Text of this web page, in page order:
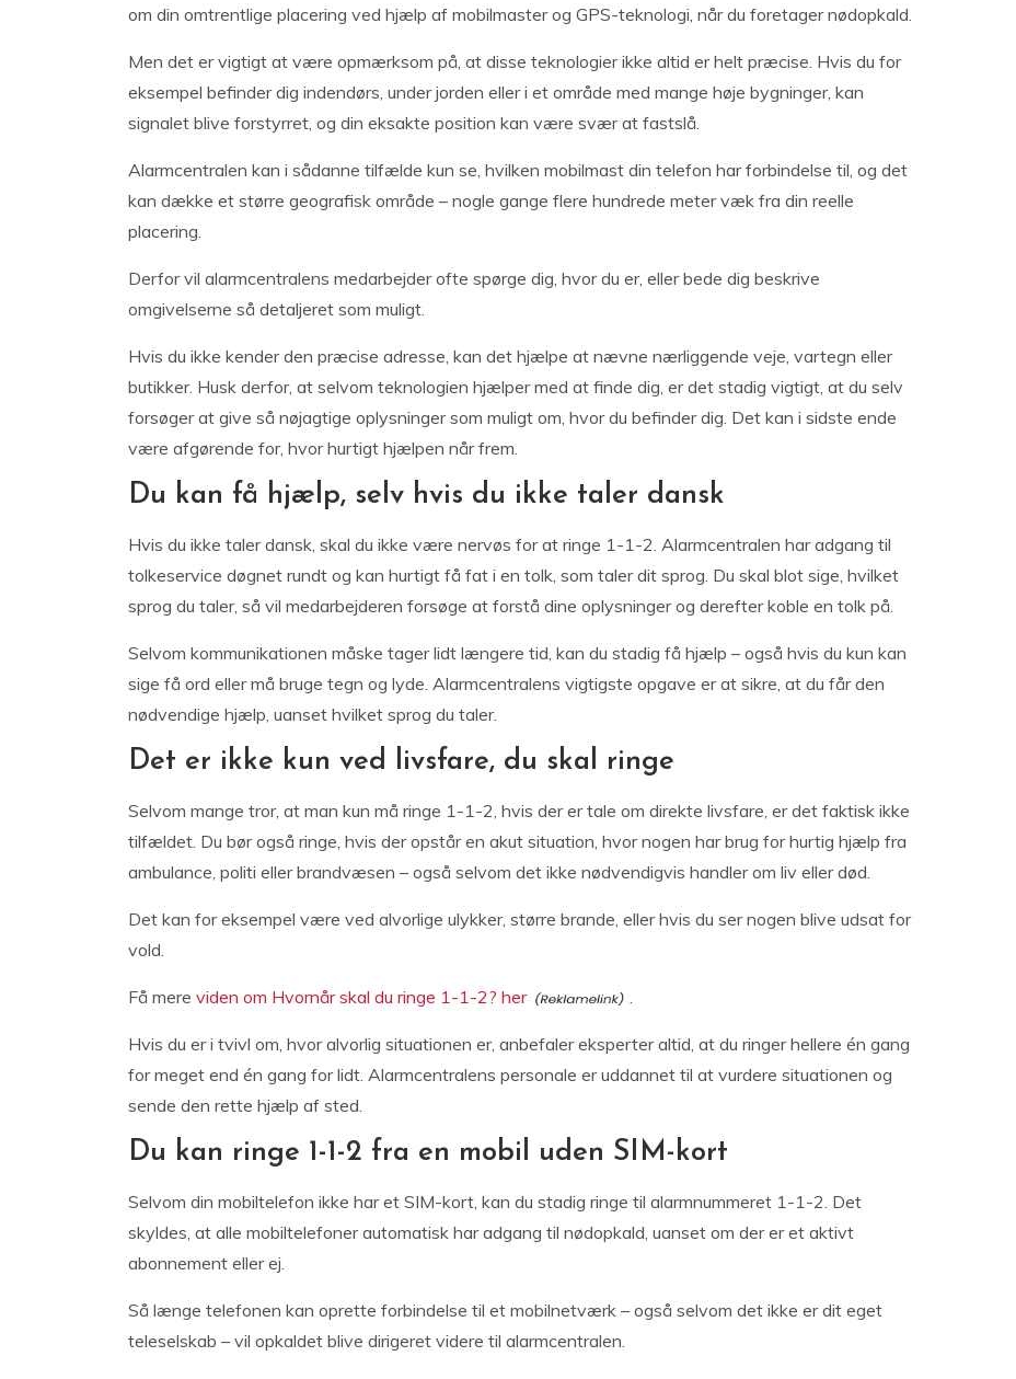
om din omtrentlige placering ved hjælp af mobilmaster og GPS-teknologi, når du foretager nødopkald.
Men det er vigtigt at være opmærksom på, at disse teknologier ikke altid er helt præcise. Hvis du for
eksempel befinder dig indendørs, under jorden eller i et område med mange høje bygninger, kan
signalet blive forstyrret, og din eksakte position kan være svær at fastslå.
Alarmcentralen kan i sådanne tilfælde kun se, hvilken mobilmast din telefon har forbindelse til, og det
kan dække et større geografisk område – nogle gange flere hundrede meter væk fra din reelle
placering.
Derfor vil alarmcentralens medarbejder ofte spørge dig, hvor du er, eller bede dig beskrive
omgivelserne så detaljeret som muligt.
Hvis du ikke kender den præcise adresse, kan det hjælpe at nævne nærliggende veje, vartegn eller
butikker. Husk derfor, at selvom teknologien hjælper med at finde dig, er det stadig vigtigt, at du selv
forsøger at give så nøjagtige oplysninger som muligt om, hvor du befinder dig. Det kan i sidste ende
være afgørende for, hvor hurtigt hjælpen når frem.
Du kan få hjælp, selv hvis du ikke taler dansk
Hvis du ikke taler dansk, skal du ikke være nervøs for at ringe 1-1-2. Alarmcentralen har adgang til
tolkeservice døgnet rundt og kan hurtigt få fat i en tolk, som taler dit sprog. Du skal blot sige, hvilket
sprog du taler, så vil medarbejderen forsøge at forstå dine oplysninger og derefter koble en tolk på.
Selvom kommunikationen måske tager lidt længere tid, kan du stadig få hjælp – også hvis du kun kan
sige få ord eller må bruge tegn og lyde. Alarmcentralens vigtigste opgave er at sikre, at du får den
nødvendige hjælp, uanset hvilket sprog du taler.
Det er ikke kun ved livsfare, du skal ringe
Selvom mange tror, at man kun må ringe 1-1-2, hvis der er tale om direkte livsfare, er det faktisk ikke
tilfældet. Du bør også ringe, hvis der opstår en akut situation, hvor nogen har brug for hurtig hjælp fra
ambulance, politi eller brandvæsen – også selvom det ikke nødvendigvis handler om liv eller død.
Det kan for eksempel være ved alvorlige ulykker, større brande, eller hvis du ser nogen blive udsat for
vold.
Få mere viden om Hvornår skal du ringe 1-1-2? her .
Hvis du er i tvivl om, hvor alvorlig situationen er, anbefaler eksperter altid, at du ringer hellere én gang
for meget end én gang for lidt. Alarmcentralens personale er uddannet til at vurdere situationen og
sende den rette hjælp af sted.
Du kan ringe 1-1-2 fra en mobil uden SIM-kort
Selvom din mobiltelefon ikke har et SIM-kort, kan du stadig ringe til alarmnummeret 1-1-2. Det
skyldes, at alle mobiltelefoner automatisk har adgang til nødopkald, uanset om der er et aktivt
abonnement eller ej.
Så længe telefonen kan oprette forbindelse til et mobilnetværk – også selvom det ikke er dit eget
teleselskab – vil opkaldet blive dirigeret videre til alarmcentralen.